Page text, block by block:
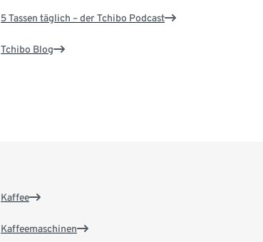
5 Tassen täglich – der Tchibo Podcast
Tchibo Blog
Kaffee
Kaffeemaschinen